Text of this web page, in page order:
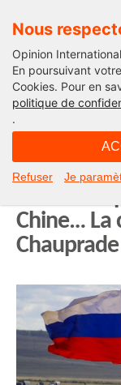
Nous
Opinion
En poursuivant
Cookies. Pour en
politique de
.
Refuser Je
Géopolitiques
Vostok
Chine… La
Chauprade